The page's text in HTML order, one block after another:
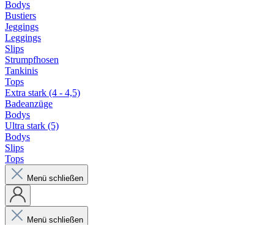
Bodys
Bustiers
Jeggings
Leggings
Slips
Strumpfhosen
Tankinis
Tops
Extra stark (4 - 4,5)
Badeanzüge
Bodys
Ultra stark (5)
Bodys
Slips
Tops
Menü schließen
Menü schließen